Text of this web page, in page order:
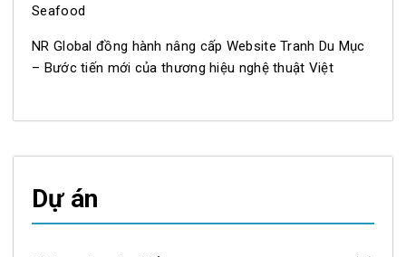
Seafood
NR Global đồng hành nâng cấp Website Tranh Du Mục
– Bước tiến mới của thương hiệu nghệ thuật Việt
Dự án